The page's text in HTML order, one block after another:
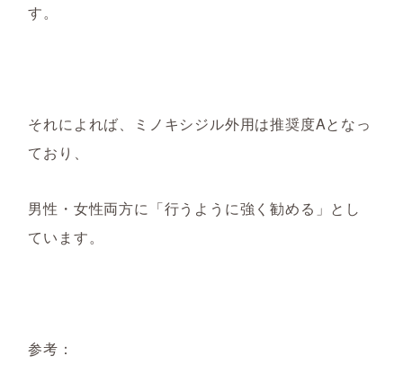
す。
それによれば、ミノキシジル外用は推奨度Aとなっ
ており、
男性・女性両方に「行うように強く勧める」とし
ています。
参考：